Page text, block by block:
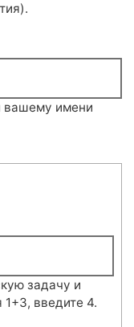
вашему имени
задачу и
1+3, введите 4.